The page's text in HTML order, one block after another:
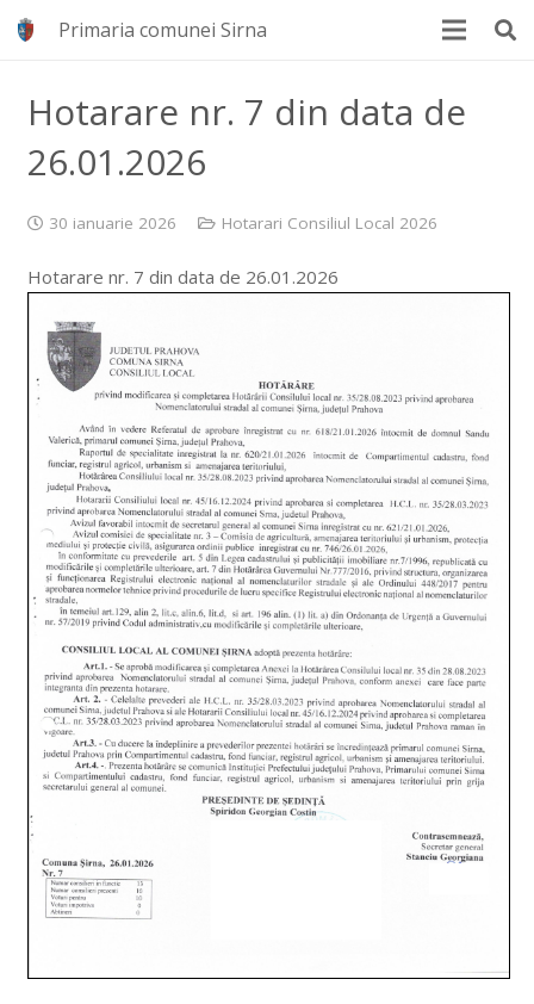
Primaria comunei Sirna
Hotarare nr. 7 din data de
26.01.2026
30 ianuarie 2026 Hotarari Consiliul Local 2026
Hotarare nr. 7 din data de 26.01.2026